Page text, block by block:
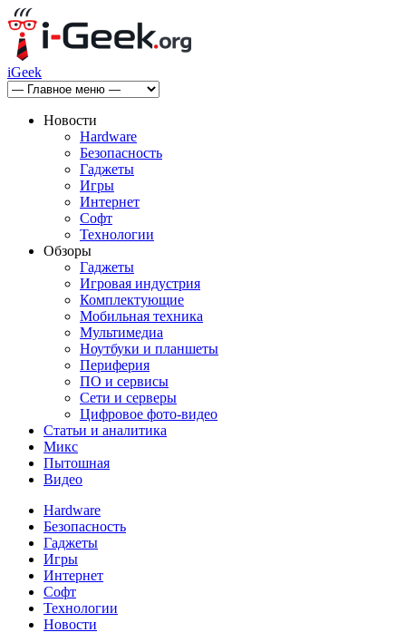
iGeek
Новости
Hardware
Безопасность
Гаджеты
Игры
Интернет
Софт
Технологии
Обзоры
Гаджеты
Игровая индустрия
Комплектующие
Мобильная техника
Мультимедиа
Ноутбуки и планшеты
Периферия
ПО и сервисы
Сети и серверы
Цифровое фото-видео
Статьи и аналитика
Микс
Пытошная
Видео
Hardware
Безопасность
Гаджеты
Игры
Интернет
Софт
Технологии
Новости